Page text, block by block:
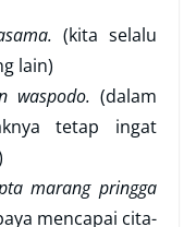
(kita selalu
lain)
waspodo. (dalam
tetap ingat
marang pringga
mencapai cita-